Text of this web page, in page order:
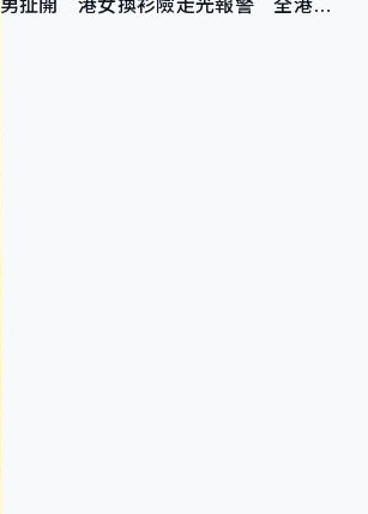
男扯開 港女換衫險走光報警 全港分